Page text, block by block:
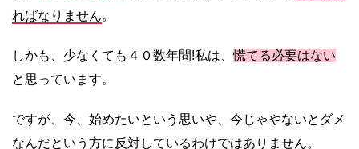
ればなりません。
しかも、少なくても４０数年間!私は、慌てる必要はない
と思っています。
ですが、今、始めたいという思いや、今じゃやないとダメ
なんだという方に 反対しているわけではありません。